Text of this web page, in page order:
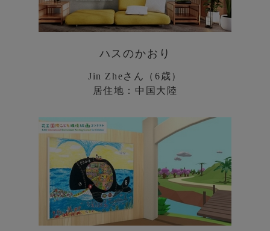
ハスのかおり
Jin Zheさん（6歳）
居住地：中国大陸